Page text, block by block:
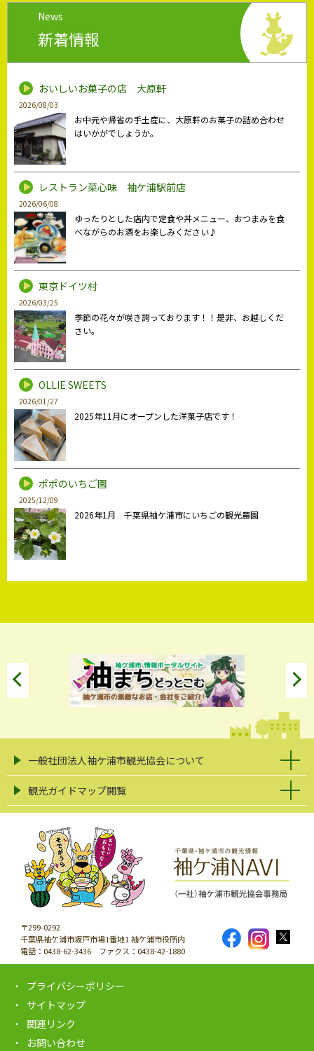
News
新着情報
おいしいお菓子の店 大原軒
2026/08/03
お中元や帰省の手土産に、大原軒のお菓子の詰め合わせ
はいかがでしょうか。
レストラン菜心味 袖ケ浦駅前店
2026/06/08
ゆったりとした店内で定食や丼メニュー、おつまみを食
べながらのお酒をお楽しみください♪
東京ドイツ村
2026/03/25
季節の花々が咲き誇っております！！是非、お越しくだ
さい。
OLLIE SWEETS
2026/01/27
2025年11月にオープンした洋菓子店です！
ポポのいちご園
2025/12/09
2026年1月 千葉県袖ケ浦市にいちごの観光農園
一般社団法人袖ケ浦市観光協会について
観光ガイドマップ閲覧
〒299-0292
千葉県袖ケ浦市坂戸市場1番地1 袖ケ浦市役所内
電話：0438-62-3436 ファクス：0438-42-1880
プライバシーポリシー
サイトマップ
関連リンク
お問い合わせ